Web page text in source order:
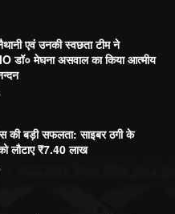
एवं उनकी स्वछता टीम ने
डॉ० मेघना असवाल का किया आत्मीय
की बड़ी सफलता: साइबर ठगी के
लौटाए ₹7.40 लाख